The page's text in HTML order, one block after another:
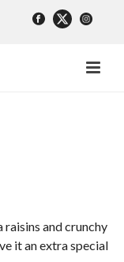
and crunchy
it an extra special